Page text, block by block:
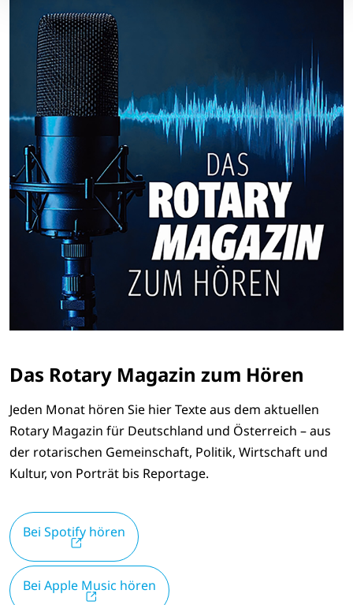
Das Rotary Magazin zum Hören
Jeden Monat hören Sie hier Texte aus dem aktuellen
Rotary Magazin für Deutschland und Österreich – aus
der rotarischen Gemeinschaft, Politik, Wirtschaft und
Kultur, von Porträt bis Reportage.
Bei Spotify hören
Bei Apple Music hören